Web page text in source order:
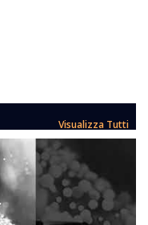
Visualizza Tutti